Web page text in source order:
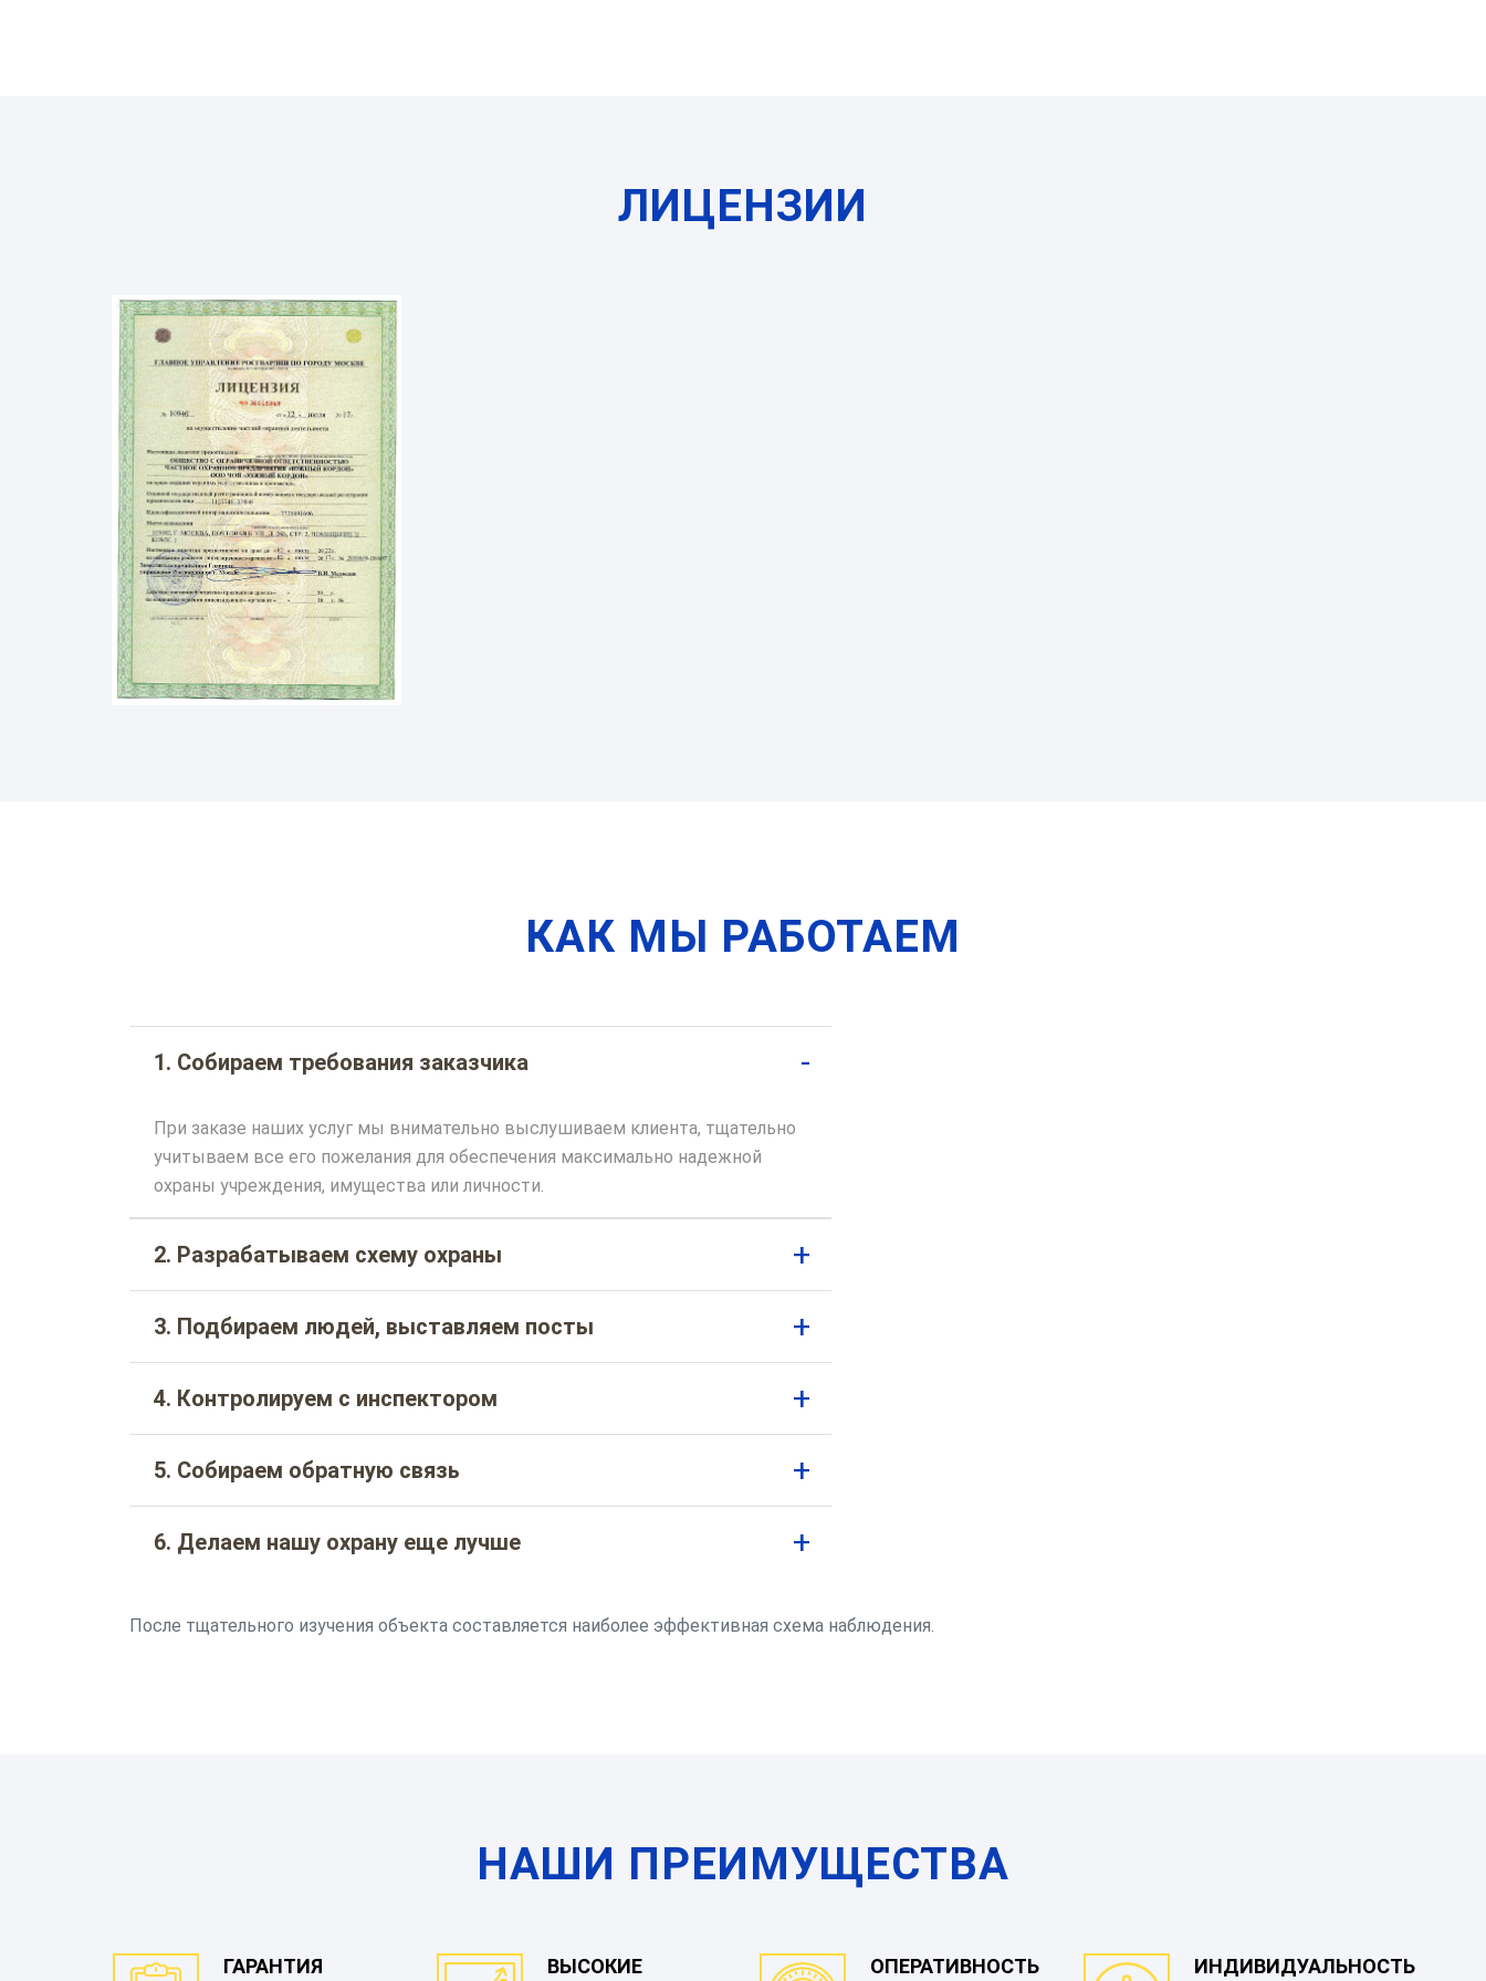
ЛИЦЕНЗИИ
КАК МЫ РАБОТАЕМ
1. Собираем требования заказчика
При заказе наших услуг мы внимательно выслушиваем клиента, тщательно
учитываем все его пожелания для обеспечения максимально надежной
охраны учреждения, имущества или личности.
2. Разрабатываем схему охраны
3. Подбираем людей, выставляем посты
4. Контролируем с инспектором
5. Собираем обратную связь
6. Делаем нашу охрану еще лучше
После тщательного изучения объекта составляется наиболее эффективная схема наблюдения.
НАШИ ПРЕИМУЩЕСТВА
ГАРАНТИЯ
ВЫСОКИЕ
ОПЕРАТИВНОСТЬ ИНДИВИДУАЛЬНОСТЬ